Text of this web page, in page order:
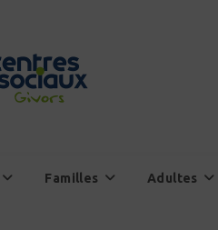
Familles Adultes